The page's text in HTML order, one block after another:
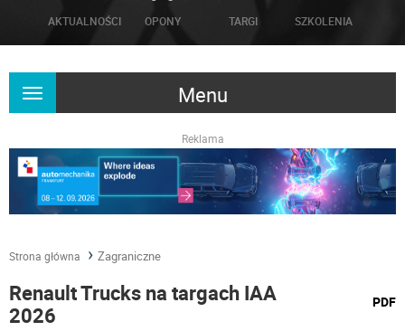
AKTUALNOŚCI OPONY TARGI SZKOLENIA
Menu
Rozwiń
Reklama
Strona główna Zagraniczne
Renault Trucks na targach IAA
2026
PDF